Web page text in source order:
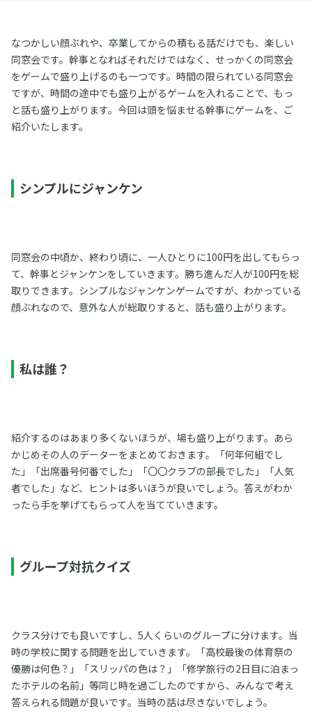
なつかしい顔ぶれや、卒業してからの積もる話だけでも、楽しい
同窓会です。幹事となればそれだけではなく、せっかくの同窓会
をゲームで盛り上げるのも一つです。時間の限られている同窓会
ですが、時間の途中でも盛り上がるゲームを入れることで、もっ
と話も盛り上がります。今回は頭を悩ませる幹事にゲームを、ご
紹介いたします。
シンプルにジャンケン
同窓会の中頃か、終わり頃に、一人ひとりに100円を出してもらっ
て、幹事とジャンケンをしていきます。勝ち進んだ人が100円を総
取りできます。シンプルなジャンケンゲームですが、わかっている
顔ぶれなので、意外な人が総取りすると、話も盛り上がります。
私は誰？
紹介するのはあまり多くないほうが、場も盛り上がります。あら
かじめその人のデーターをまとめておきます。「何年何組でし
た」「出席番号何番でした」「〇〇クラブの部長でした」「人気
者でした」など、ヒントは多いほうが良いでしょう。答えがわか
ったら手を挙げてもらって人を当てていきます。
グループ対抗クイズ
クラス分けでも良いですし、5人くらいのグループに分けます。当
時の学校に関する問題を出していきます。「高校最後の体育祭の
優勝は何色？」「スリッパの色は？」「修学旅行の2日目に泊まっ
たホテルの名前」等同じ時を過ごしたのですから、みんなで考え
答えられる問題が良いです。当時の話は尽きないでしょう。